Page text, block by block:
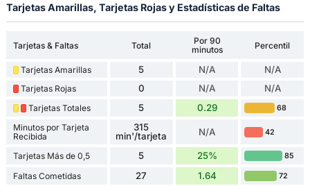
Tarjetas Amarillas, Tarjetas Rojas y Estadísticas de Faltas
Tarjetas & Faltas Total
Por 90
minutos
Percentil
Tarjetas Amarillas 5 N/A N/A
Tarjetas Rojas 0 N/A N/A
Tarjetas Totales 5 0.29 68
Minutos por Tarjeta
Recibida
315
min'/tarjeta
N/A 42
Tarjetas Más de 0,5 5 25% 85
Faltas Cometidas 27 1.64 72